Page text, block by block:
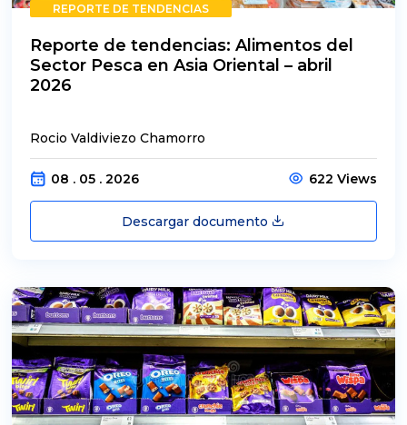
REPORTE DE TENDENCIAS
Reporte de tendencias: Alimentos del
Sector Pesca en Asia Oriental – abril
2026
Rocio Valdiviezo Chamorro
08 . 05 . 2026 622 Views
Descargar documento